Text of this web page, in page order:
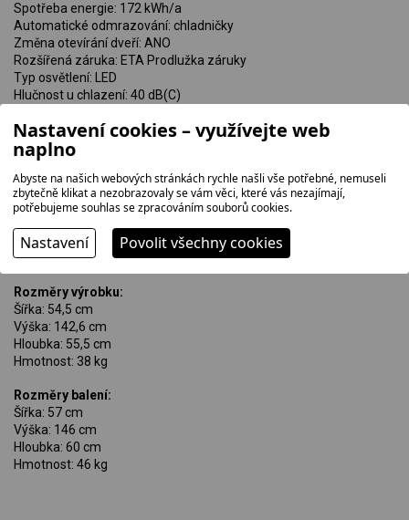
Spotřeba energie: 172 kWh/a
Automatické odmrazování: chladničky
Změna otevírání dveří: ANO
Rozšířená záruka: ETA Prodlužka záruky
Typ osvětlení: LED
Hlučnost u chlazení: 40 dB(C)
Barva chladničky: NEREZ/INOXLOOK
Registrujte se a získejte možnost prodloužené
záruky na tento produkt
Rozměry výrobku:
Šířka: 54,5 cm
Výška: 142,6 cm
Hloubka: 55,5 cm
Hmotnost: 38 kg
Rozměry balení:
Šířka: 57 cm
Výška: 146 cm
Hloubka: 60 cm
Hmotnost: 46 kg
Nastavení cookies – využívejte web
naplno
Abyste na našich webových stránkách rychle našli vše potřebné, nemuseli
zbytečně klikat a nezobrazovaly se vám věci, které vás nezajímají,
potřebujeme souhlas se zpracováním souborů cookies.
Nastavení Povolit všechny cookies